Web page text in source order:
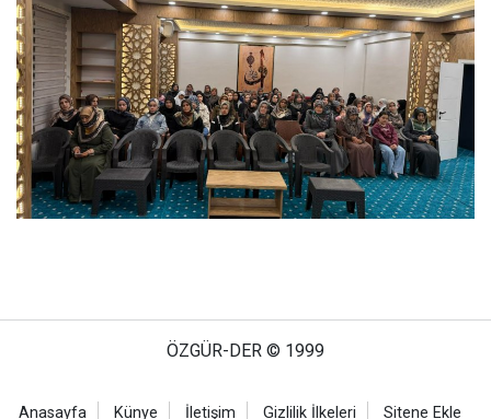
ÖZGÜR-DER © 1999
Anasayfa Künye İletişim Gizlilik İlkeleri Sitene Ekle